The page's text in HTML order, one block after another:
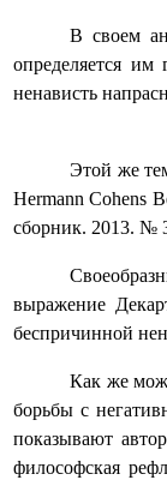
В своем
определяется им
ненависть
Этой же
Hermann Cohens
сборник. 2013. №
выражение
беспричинной
Как же
борьбы с
показывают
философская